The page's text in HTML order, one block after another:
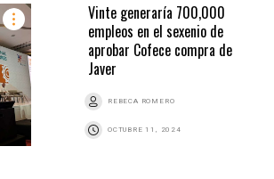
Vinte generaría 700,000
empleos en el sexenio de
aprobar Cofece compra de
Javer
REBECA ROMERO
OCTUBRE 11, 2024